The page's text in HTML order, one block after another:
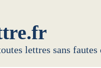
lettres sans